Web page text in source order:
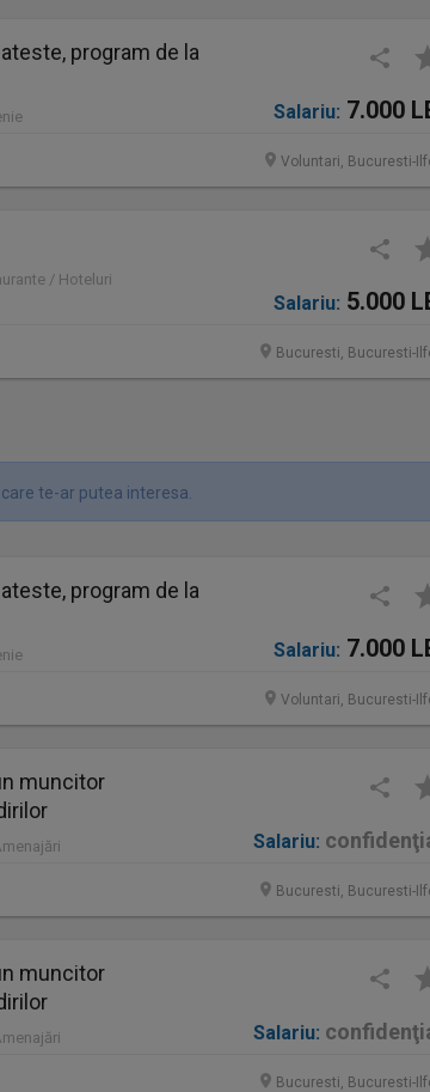
program de la
Salariu: 7.000
Voluntari, Bucuresti-
/ Hoteluri
Salariu: 5.000
Bucuresti, Bucuresti-
te-ar putea interesa.
program de la
Salariu: 7.000
Voluntari, Bucuresti-
muncitor
Salariu:
Bucuresti, Bucuresti-
muncitor
Salariu:
Bucuresti, Bucuresti-